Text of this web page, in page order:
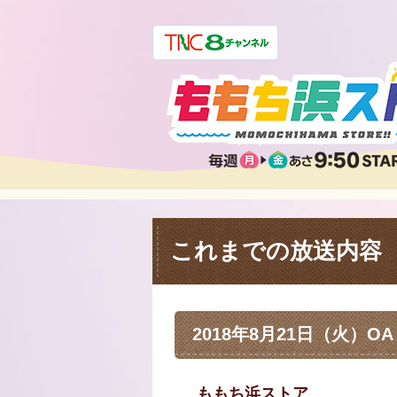
これまでの放送内容
2018年8月21日（火）OA
ももち浜ストア